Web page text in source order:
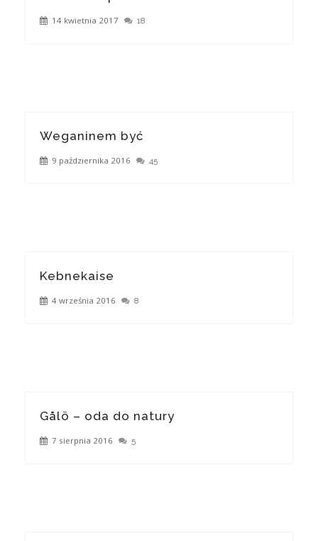
14 kwietnia 2017 18
Weganinem być
9 października 2016 45
Kebnekaise
4 września 2016 8
Gålö – oda do natury
7 sierpnia 2016 5